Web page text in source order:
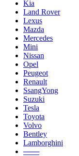
Kia
Land Rover
Lexus
Mazda
Mercedes
Mini
Nissan
Opel
Peugeot
Renault
SsangYong
Suzuki
Tesla
Toyota
Volvo
Bentley
Lamborghini
───